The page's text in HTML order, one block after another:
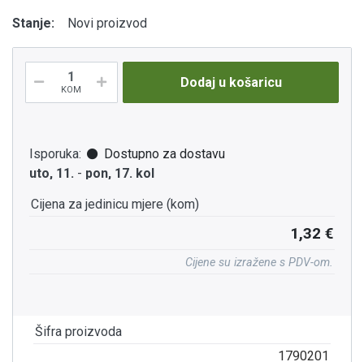
Stanje: Novi proizvod
Šifra proizvoda
1790201
KOM Dodaj u košaricu
Isporuka:
Dostupno za dostavu
uto, 11. - pon, 17. kol
Cijena za jedinicu mjere (kom)
1,32 €
Cijene su izražene s PDV-om.